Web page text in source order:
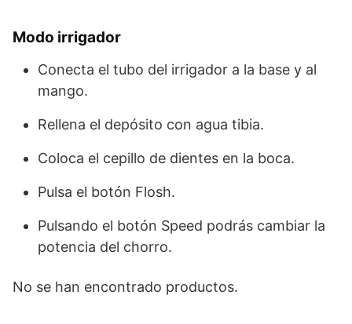
Modo irrigador
Conecta el tubo del irrigador a la base y al
mango.
Rellena el depósito con agua tibia.
Coloca el cepillo de dientes en la boca.
Pulsa el botón Flosh.
Pulsando el botón Speed podrás cambiar la
potencia del chorro.
No se han encontrado productos.